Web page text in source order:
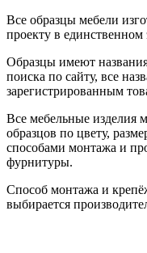
Все образцы мебели
проекту в единственном
Образцы имеют
поиска по сайту, все
зарегистрированным
Все мебельные изделия
образцов по цвету,
способами монтажа и
фурнитуры.
Способ монтажа и
выбирается